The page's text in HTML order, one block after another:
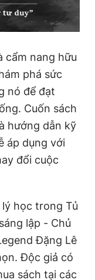
cẩm nang hữu
phá sức
nó để đạt
Cuốn sách
hướng dẫn kỹ
áp dụng với
đổi cuộc
học trong Tủ
lập - Chủ
Đặng Lê
Độc giả có
sách tại các